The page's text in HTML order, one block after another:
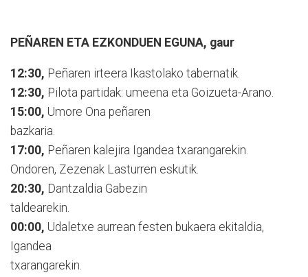
PEÑAREN ETA EZKONDUEN EGUNA, gaur
12:30, Peñaren irteera Ikastolako tabernatik.
12:30, Pilota partidak: umeena eta Goizueta-Arano.
15:00, Umore Ona peñaren
bazkaria.
17:00, Peñaren kalejira Igandea txarangarekin.
Ondoren, Zezenak Lasturren eskutik.
20:30, Dantzaldia Gabezin
taldearekin.
00:00, Udaletxe aurrean festen bukaera ekitaldia,
Igandea
txarangarekin.